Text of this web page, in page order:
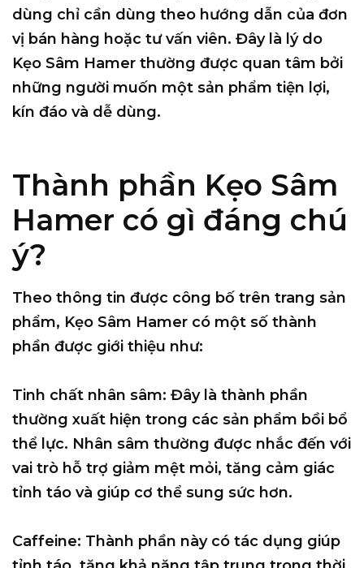
dùng chỉ cần dùng theo hướng dẫn của đơn
vị bán hàng hoặc tư vấn viên. Đây là lý do
Kẹo Sâm Hamer thường được quan tâm bởi
những người muốn một sản phẩm tiện lợi,
kín đáo và dễ dùng.
Thành phần Kẹo Sâm
Hamer có gì đáng chú
ý?
Theo thông tin được công bố trên trang sản
phẩm, Kẹo Sâm Hamer có một số thành
phần được giới thiệu như:
Tinh chất nhân sâm: Đây là thành phần
thường xuất hiện trong các sản phẩm bồi bổ
thể lực. Nhân sâm thường được nhắc đến với
vai trò hỗ trợ giảm mệt mỏi, tăng cảm giác
tỉnh táo và giúp cơ thể sung sức hơn.
Caffeine: Thành phần này có tác dụng giúp